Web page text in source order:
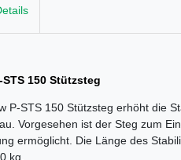
STS 150 Stützsteg
P-STS 150 Stützsteg erhöht die
Vorgesehen ist der Steg zum
ermöglicht. Die Länge des
kg.